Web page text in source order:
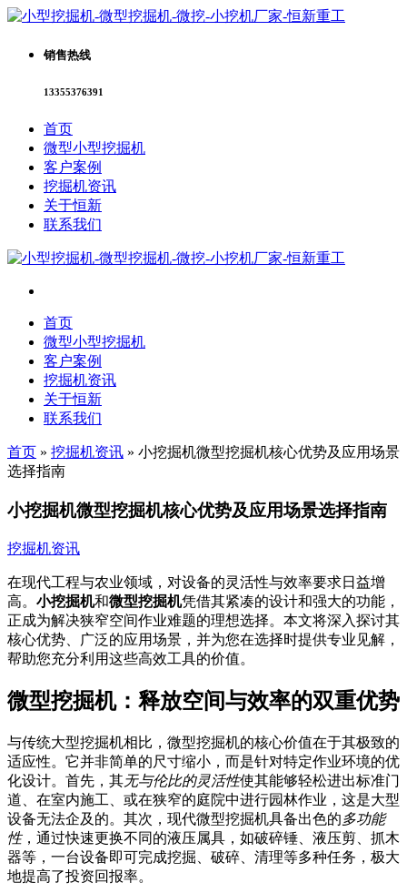
销售热线
13355376391
首页
微型小型挖掘机
客户案例
挖掘机资讯
关于恒新
联系我们
首页
微型小型挖掘机
客户案例
挖掘机资讯
关于恒新
联系我们
首页 » 挖掘机资讯 » 小挖掘机微型挖掘机核心优势及应用场景
选择指南
小挖掘机微型挖掘机核心优势及应用场景选择指南
挖掘机资讯
在现代工程与农业领域，对设备的灵活性与效率要求日益增
高。 小挖掘机和微型挖掘机凭借其紧凑的设计和强大的功能，
正成为解决狭窄空间作业难题的理想选择。本文将深入探讨其
核心优势、广泛的应用场景，并为您在选择时提供专业见解，
帮助您充分利用这些高效工具的价值。
微型挖掘机：释放空间与效率的双重优势
与传统大型挖掘机相比，微型挖掘机的核心价值在于其极致的
适应性。它并非简单的尺寸缩小，而是针对特定作业环境的优
化设计。首先，其无与伦比的灵活性使其能够轻松进出标准门
道、在室内施工、或在狭窄的庭院中进行园林作业，这是大型
设备无法企及的。其次，现代微型挖掘机具备出色的多功能
性，通过快速更换不同的液压属具，如破碎锤、液压剪、抓木
器等，一台设备即可完成挖掘、破碎、清理等多种任务，极大
地提高了投资回报率。